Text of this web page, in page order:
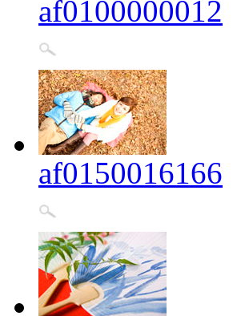
af0100000012
af0150016166